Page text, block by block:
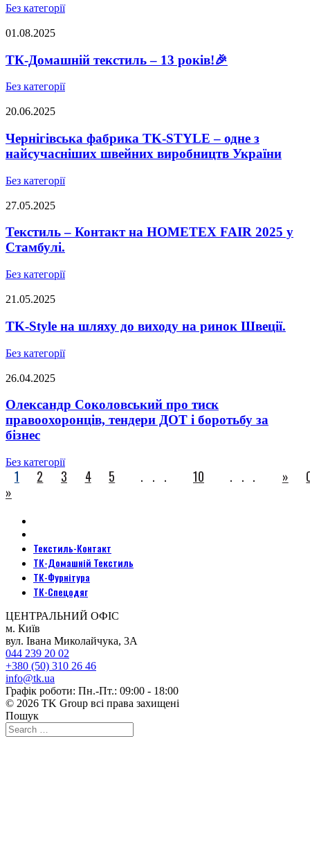
Без категорії
01.08.2025
ТК-Домашній текстиль – 13 років!🎉
Без категорії
20.06.2025
Чернігівська фабрика TK-STYLE – одне з
найсучасніших швейних виробництв України
Без категорії
27.05.2025
Текстиль – Контакт на HOMETEX FAIR 2025 у
Стамбулі.
Без категорії
21.05.2025
TK-Style на шляху до виходу на ринок Швеції.
Без категорії
26.04.2025
Олександр Соколовський про тиск
правоохоронців, тендери ДОТ і боротьбу за
бізнес
Без категорії
1 2 3 4 5 ... 10 ... »
»
Текстиль-Контакт
ТК-Домашній Текстиль
ТК-Фурнітура
ТК-Спецодяг
ЦЕНТРАЛЬНИЙ ОФІС
м. Київ
вул. Івана Миколайчука, 3А
044 239 20 02
+380 (50) 310 26 46
info@tk.ua
Графік роботи: Пн.-Пт.: 09:00 - 18:00
© 2026 TK Group всі права захищені
Пошук